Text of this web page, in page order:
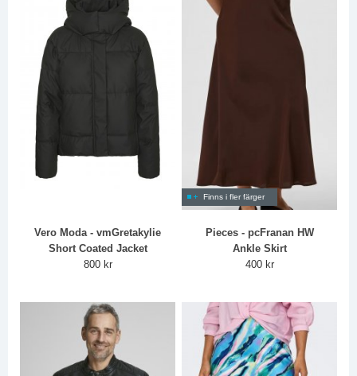
Vero Moda - vmGretakylie
Short Coated Jacket
800 kr
Finns i fler färger
Pieces - pcFranan HW
Ankle Skirt
400 kr